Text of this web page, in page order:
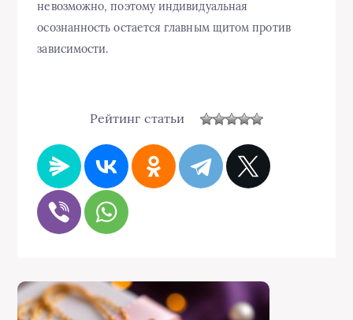
невозможно, поэтому индивидуальная
осознанность остается главным щитом против
зависимости.
Рейтинг статьи